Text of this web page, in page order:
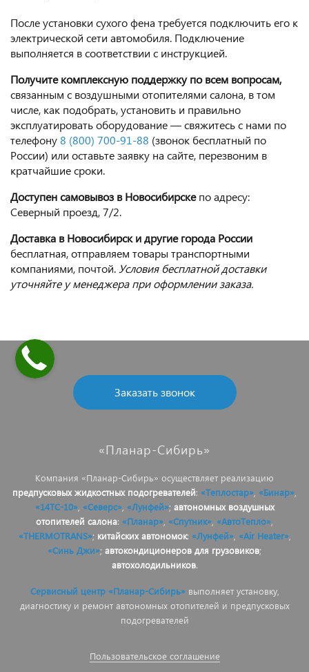
После установки сухого фена требуется подключить его к
электрической сети автомобиля. Подключение
выполняется в соответствии с инструкцией.
Получите комплексную поддержку по всем вопросам,
связанным с воздушными отопителями салона, в том
числе, как подобрать, установить и правильно
эксплуатировать оборудование — свяжитесь с нами по
телефону8 (800) 700-91-88 (звонок бесплатный по
России) или оставьте заявку на сайте, перезвоним в
кратчайшие сроки.
Доступен самовывоз в Новосибирскепо адресу:
Северный проезд, 7/2.
Доставка в Новосибирск и другие города России
бесплатная, отправляем товары транспортными
компаниями, почтой. Условия бесплатной доставки
уточняйте у менеджера при оформлении заказа.
Заказать звонок
«Планар-Сибирь»
Компания «Планар-Сибирь» осуществляет реализацию
предпусковых жидкостных подогревателей: «Теплостар» «Бинар»
«14ТС-10», «Северс», «Лунфей»; автономных воздушных
отопителей салона: «Планар» «Спутник» «АвтоТепло»
«THERMOTRANS»; китайских автономок: «Лунфей», «Air Heater»,
«Синь Джи»; автокондиционеров для грузовиков;
автохолодильников.
Сервисный центр «Планар-Сибирь»выполняет установку,
диагностику и ремонт автономных отопителей и предпусковых
подогревателей
Пользовательское соглашение